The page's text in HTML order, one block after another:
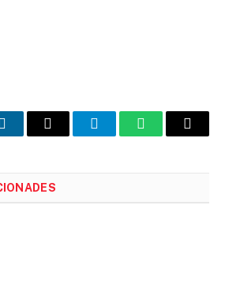
LinkedInEmail TelegramWhatsAppCopia